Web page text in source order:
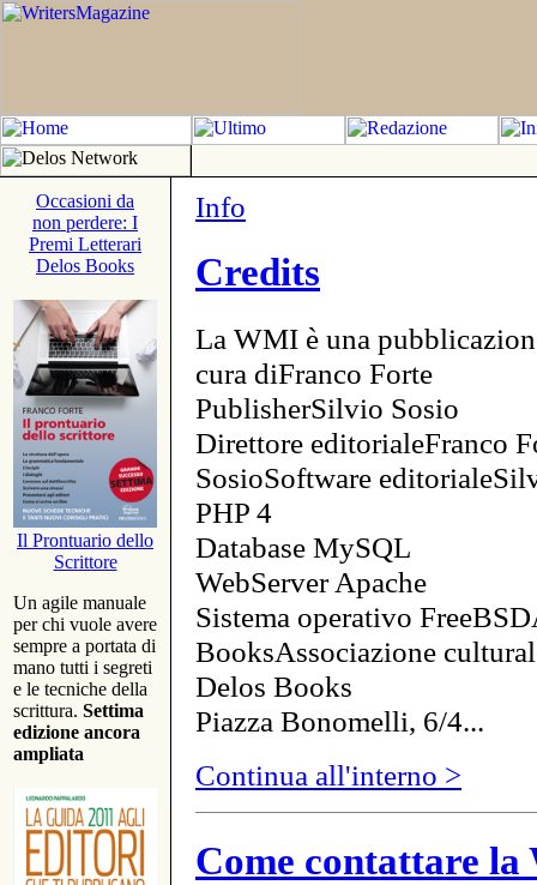
Occasioni da
non perdere: I
Premi Letterari
Delos Books
Il Prontuario dello
Scrittore
Un agile manuale
per chi vuole avere
sempre a portata di
mano tutti i segreti
e le tecniche della
scrittura. Settima
edizione ancora
ampliata
Info
Credits
La WMI è una
cura diFranco Forte
PublisherSilvio Sosio
Direttore editorialeFranco
SosioSoftware
PHP 4
Database MySQL
WebServer Apache
Sistema operativo
BooksAssociazione
Delos Books
Piazza Bonomelli, 6/4...
Continua all'interno >
Come contattare